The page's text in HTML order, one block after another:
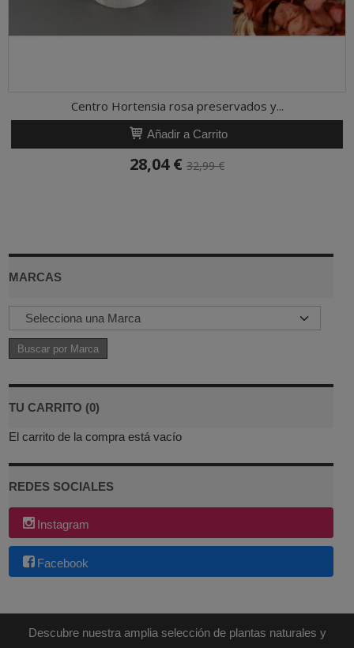
MARCAS
TU CARRITO (0)
El carrito de la compra está vacío
REDES SOCIALES
Instagram
Facebook
Centro Hortensia rosa preservados y...
Añadir a Carrito
28,04 € 32,99 €
Descubre nuestra amplia selección de plantas naturales y